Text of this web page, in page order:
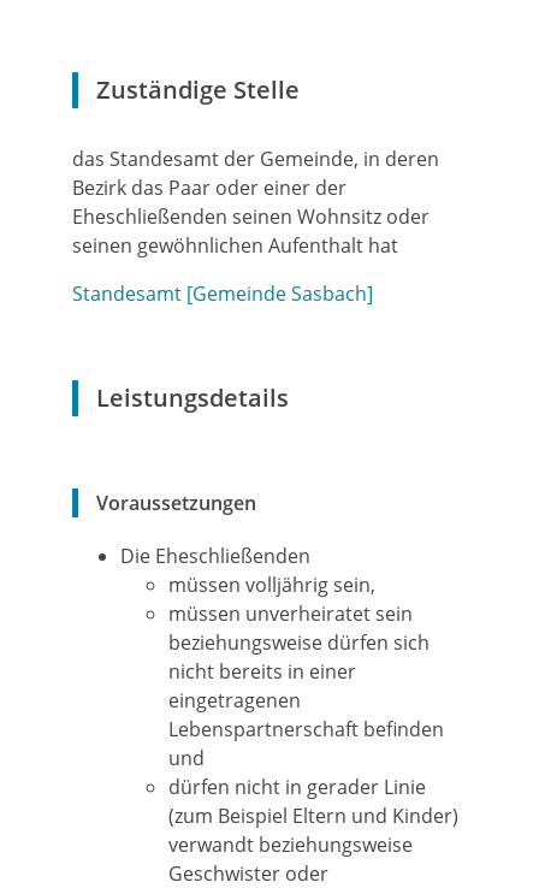
Zuständige Stelle
das Standesamt der Gemeinde, in deren
Bezirk das Paar oder einer der
Eheschließenden seinen Wohnsitz oder
seinen gewöhnlichen Aufenthalt hat
Standesamt [Gemeinde Sasbach]
Leistungsdetails
Voraussetzungen
Die Eheschließenden
müssen volljährig sein,
müssen unverheiratet sein
beziehungsweise dürfen sich
nicht bereits in einer
eingetragenen
Lebenspartnerschaft befinden
und
dürfen nicht in gerader Linie
(zum Beispiel Eltern und Kinder)
verwandt beziehungsweise
Geschwister oder